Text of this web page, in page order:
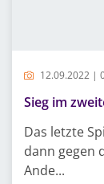
12.09.2022 |
Sieg im
Das letzte
dann gegen
Ande...